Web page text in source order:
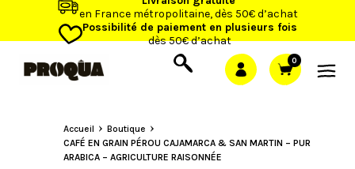
en France métropolitaine, dès 50€ d’achat
Possibilité de paiement en plusieurs fois
dès 50€ d’achat
0
Accueil
Boutique
CAFÉ EN GRAIN PÉROU CAJAMARCA & SAN MARTIN – PUR
ARABICA – AGRICULTURE RAISONNÉE